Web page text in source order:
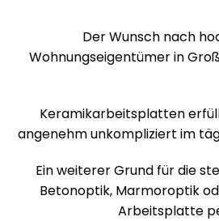
Der Wunsch nach
Wohnungseigentümer in
Keramikarbeitsplatten
angenehm unkompliziert im
Ein weiterer Grund für die
Betonoptik, Marmoroptik
Arbeitsplatte